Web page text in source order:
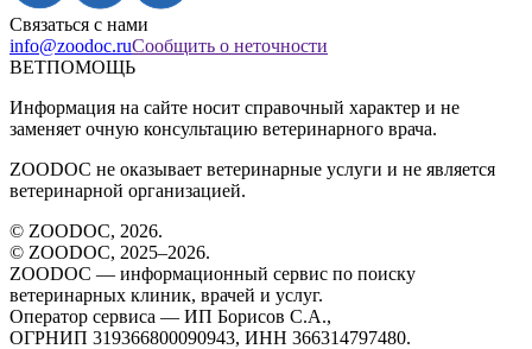
Связаться с нами
info@zoodoc.ruСообщить о неточности
ВЕТПОМОЩЬ
Информация на сайте носит справочный характер и не
заменяет очную консультацию ветеринарного врача.
ZOODOC не оказывает ветеринарные услуги и не является
ветеринарной организацией.
© ZOODOC, 2026.
© ZOODOC, 2025–2026.
ZOODOC — информационный сервис по поиску
ветеринарных клиник, врачей и услуг.
Оператор сервиса — ИП Борисов С.А.,
ОГРНИП 319366800090943, ИНН 366314797480.